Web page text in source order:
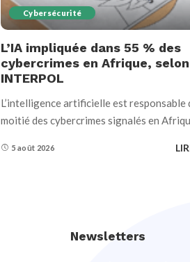
Cybersécurité
L’IA impliquée dans 55 % des
cybercrimes en Afrique, selon
INTERPOL
L’intelligence artificielle est responsable
moitié des cybercrimes signalés en
5 août 2026
Newsletters